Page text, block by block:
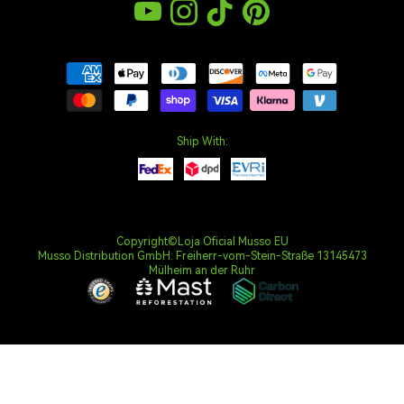
Compromisso Climático
política de Privacidade
Política de pagamento
YouTubeInstagramTikTokPinterest
Ship With:
Copyright©Loja Oficial Musso EU
Musso Distribution GmbH: Freiherr-vom-Stein-Straße 13145473
Mülheim an der Ruhr